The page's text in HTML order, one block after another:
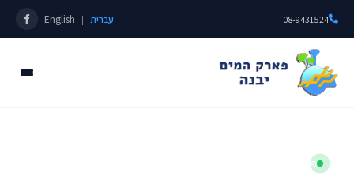
08-9431524 עברית |
English
פתוחים כל השנה • מאז 1985